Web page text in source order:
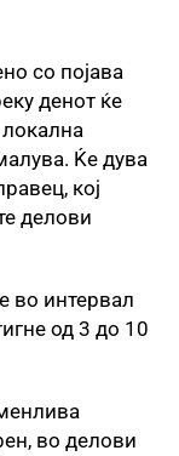
со појава
денот ќе
Ќе дува
кој
делови
во интервал
од 3 до 10
во делови